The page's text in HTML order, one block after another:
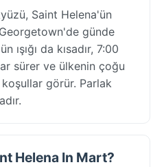
Saint Helena'ün
Georgetown'de günde
ışığı da kısadır, 7:00
sürer ve ülkenin çoğu
görür. Parlak
Helena In Mart?